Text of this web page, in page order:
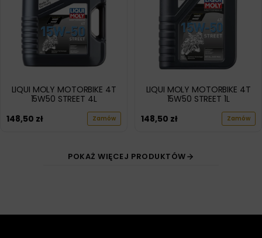
LIQUI MOLY MOTORBIKE 4T
15W50 STREET 4L
148,50 zł Zamów
LIQUI MOLY MOTORBIKE 4T
15W50 STREET 1L
148,50 zł Zamów
POKAŻ WIĘCEJ PRODUKTÓW